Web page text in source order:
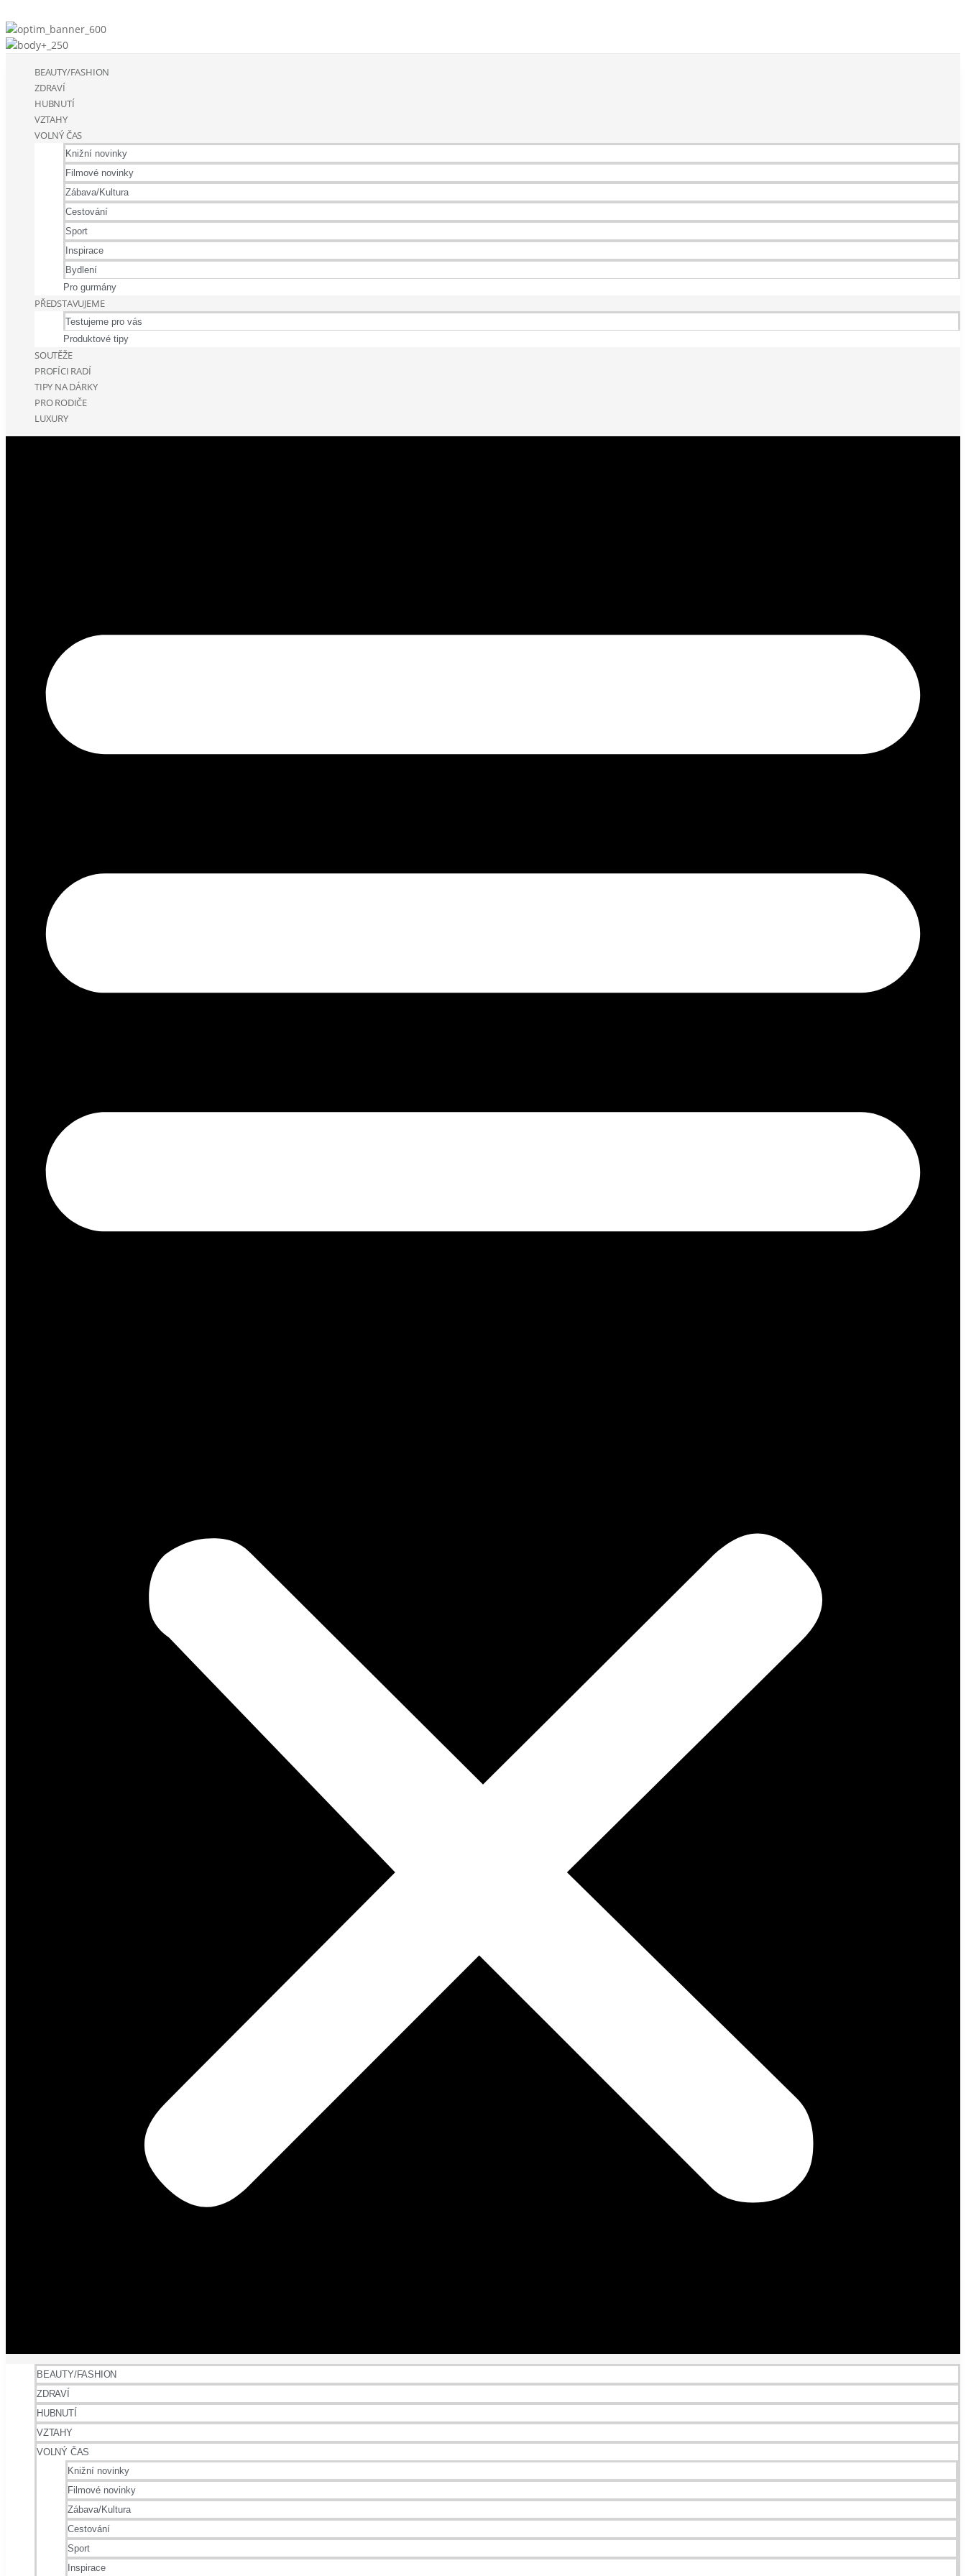
BEAUTY/FASHION
ZDRAVÍ
HUBNUTÍ
VZTAHY
VOLNÝ ČAS
Knižní novinky
Filmové novinky
Zábava/Kultura
Cestování
Sport
Inspirace
Bydlení
Pro gurmány
PŘEDSTAVUJEME
Testujeme pro vás
Produktové tipy
SOUTĚŽE
PROFÍCI RADÍ
TIPY NA DÁRKY
PRO RODIČE
LUXURY
BEAUTY/FASHION
ZDRAVÍ
HUBNUTÍ
VZTAHY
VOLNÝ ČAS
Knižní novinky
Filmové novinky
Zábava/Kultura
Cestování
Sport
Inspirace